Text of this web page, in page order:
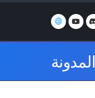
المدونة